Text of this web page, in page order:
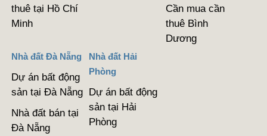
thuê tại Hồ Chí
Minh
Cần mua cần
thuê Bình
Dương
Nhà đất Đà Nẵng
Dự án bất động
sản tại Đà Nẵng
Nhà đất bán tại
Đà Nẵng
Nhà đất Hải
Phòng
Dự án bất động
sản tại Hải
Phòng